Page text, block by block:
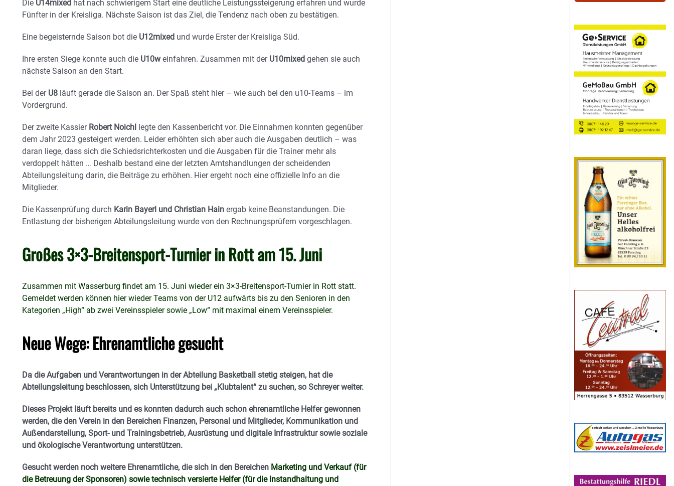
Die U14mixed hat nach schwierigem Start eine deutliche Leistungssteigerung erfahren und wurde
Fünfter in der Kreisliga. Nächste Saison ist das Ziel, die Tendenz nach oben zu bestätigen.
Eine begeisternde Saison bot die U12mixed und wurde Erster der Kreisliga Süd.
Ihre ersten Siege konnte auch die U10weinfahren. Zusammen mit der U10mixed gehen sie auch
nächste Saison an den Start.
Bei der U8 läuft gerade die Saison an. Der Spaß steht hier – wie auch bei den u10-Teams – im
Vordergrund.
Der zweite Kassier Robert Noichl legte den Kassenbericht vor. Die Einnahmen konnten gegenüber
dem Jahr 2023 gesteigert werden. Leider erhöhten sich aber auch die Ausgaben deutlich – was
daran liege, dass sich die Schiedsrichterkosten und die Ausgaben für die Trainer mehr als
verdoppelt hätten … Deshalb bestand eine der letzten Amtshandlungen der scheidenden
Abteilungsleitung darin, die Beiträge zu erhöhen. Hier ergeht noch eine offizielle Info an die
Mitglieder.
Die Kassenprüfung durch Karin Bayerl und Christian Hain ergab keine Beanstandungen. Die
Entlastung der bisherigen Abteilungsleitung wurde von den Rechnungsprüfern vorgeschlagen.
Großes 3×3-Breitensport-Turnier in Rott am 15. Juni
Zusammen mit Wasserburg findet am 15. Juni wieder ein 3×3-Breitensport-Turnier in Rott statt.
Gemeldet werden können hier wieder Teams von der U12 aufwärts bis zu den Senioren in den
Kategorien „High“ ab zwei Vereinsspieler sowie „Low“ mit maximal einem Vereinsspieler.
Neue Wege: Ehrenamtliche gesucht
Da die Aufgaben und Verantwortungen in der Abteilung Basketball stetig steigen, hat die
Abteilungsleitung beschlossen, sich Unterstützung bei „Klubtalent“ zu suchen, so Schreyer weiter.
Dieses Projekt läuft bereits und es konnten dadurch auch schon ehrenamtliche Helfer gewonnen
werden, die den Verein in den Bereichen Finanzen, Personal und Mitglieder, Kommunikation und
Außendarstellung, Sport- und Trainingsbetrieb, Ausrüstung und digitale Infrastruktur sowie soziale
und ökologische Verantwortung unterstützen.
Gesucht werden noch weitere Ehrenamtliche, die sich in den Bereichen Marketing und Verkauf (für
die Betreuung der Sponsoren) sowie technisch versierte Helfer (für die Instandhaltung und